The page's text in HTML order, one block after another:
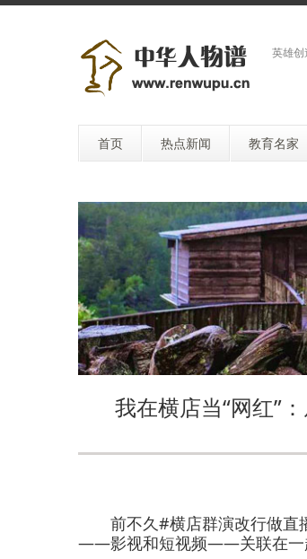
英雄
首页 热点新闻 教育名家
我在横店当“网红”
前不久#横店群演改行做直
——影视和短视频——关联在一